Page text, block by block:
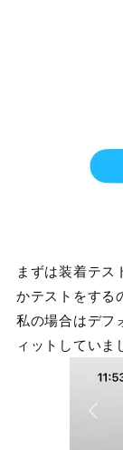
まずは装着テス
かテストをする
私の場合はデフ
ィットしていま